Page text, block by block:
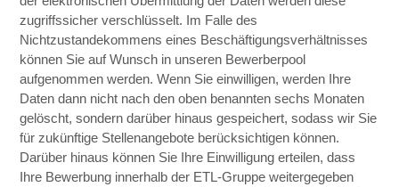
zugriffssicher verschlüsselt. Im Falle des
Nichtzustandekommens eines Beschäftigungsverhältnisses
können Sie auf Wunsch in unseren Bewerberpool
aufgenommen werden. Wenn Sie einwilligen, werden Ihre
Daten dann nicht nach den oben benannten sechs Monaten
gelöscht, sondern darüber hinaus gespeichert, sodass wir Sie
für zukünftige Stellenangebote berücksichtigen können.
Darüber hinaus können Sie Ihre Einwilligung erteilen, dass
Ihre Bewerbung innerhalb der ETL-Gruppe weitergegeben